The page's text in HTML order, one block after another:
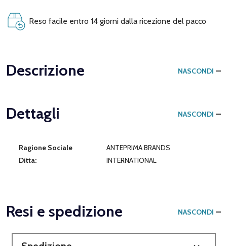
Reso facile entro 14 giorni dalla ricezione del pacco
Descrizione NASCONDI
Dettagli NASCONDI
Ragione Sociale
Ditta:
ANTEPRIMA BRANDS
INTERNATIONAL
Resi e spedizione NASCONDI